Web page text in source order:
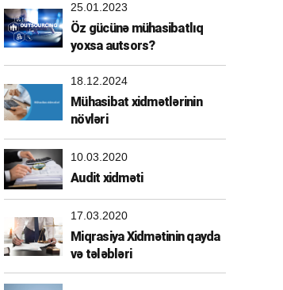
25.01.2023
Öz gücünə mühasibatlıq
yoxsa autsors?
18.12.2024
Mühasibat xidmətlərinin
növləri
10.03.2020
Audit xidməti
17.03.2020
Miqrasiya Xidmətinin qayda
və tələbləri